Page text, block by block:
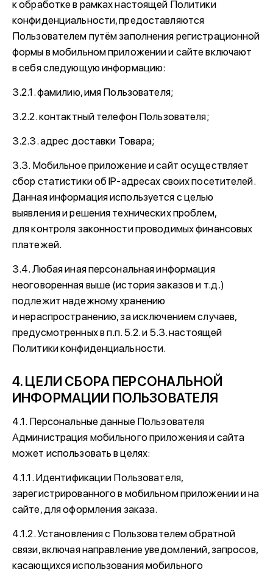
к обработке в рамках настоящей Политики
конфиденциальности, предоставляются
Пользователем путём заполнения регистрационной
формы в мобильном приложении и сайте включают
в себя следующую информацию:
3.2.1. фамилию, имя Пользователя;
3.2.2. контактный телефон Пользователя;
3.2.3. адрес доставки Товара;
3.3. Мобильное приложение и сайт осуществляет
сбор статистики об IP-адресах своих посетителей.
Данная информация используется с целью
выявления и решения технических проблем,
для контроля законности проводимых финансовых
платежей.
3.4. Любая иная персональная информация
неоговоренная выше (история заказов и т.д.)
подлежит надежному хранению
и нераспространению, за исключением случаев,
предусмотренных в п.п. 5.2. и 5.3. настоящей
Политики конфиденциальности.
4. ЦЕЛИ СБОРА ПЕРСОНАЛЬНОЙ
ИНФОРМАЦИИ ПОЛЬЗОВАТЕЛЯ
4.1. Персональные данные Пользователя
Администрация мобильного приложения и сайта
может использовать в целях:
4.1.1. Идентификации Пользователя,
зарегистрированного в мобильном приложении и на
сайте, для оформления заказа.
4.1.2. Установления с Пользователем обратной
связи, включая направление уведомлений, запросов,
касающихся использования мобильного